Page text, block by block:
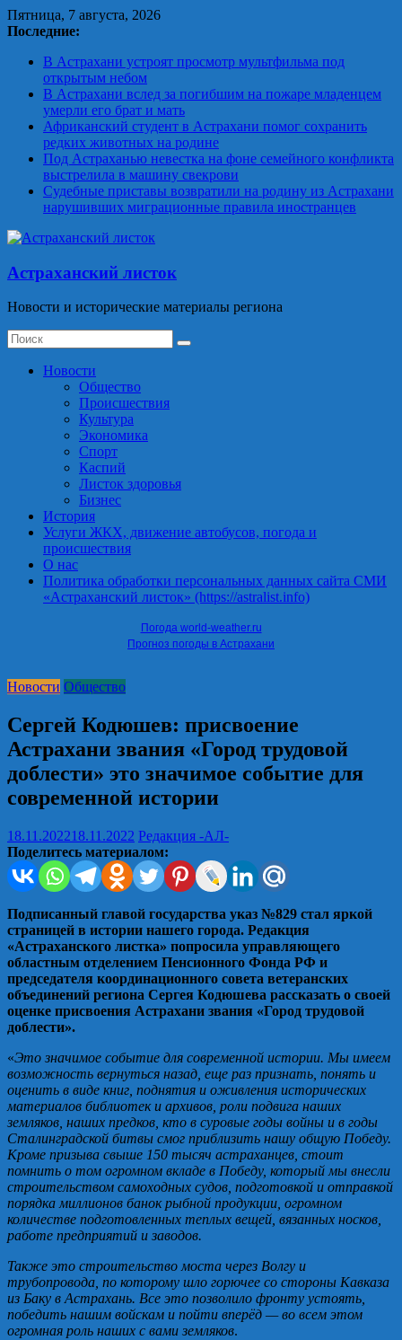
Skip
to
Пятница, 7 августа, 2026
Последние:
В Астрахани устроят просмотр мультфильма под
открытым небом
В Астрахани вслед за погибшим на пожаре младенцем
умерли его брат и мать
Африканский студент в Астрахани помог сохранить
редких животных на родине
Под Астраханью невестка на фоне семейного конфликта
выстрелила в машину свекрови
Судебные приставы возвратили на родину из Астрахани
нарушивших миграционные правила иностранцев
Астраханский листок
Новости и исторические материалы региона
Новости
Общество
Происшествия
Культура
Экономика
Спорт
Каспий
Листок здоровья
Бизнес
История
Услуги ЖКХ, движение автобусов, погода и
происшествия
О нас
Политика обработки персональных данных сайта СМИ
«Астраханский листок» (https://astralist.info)
Погода world-weather.ru
Прогноз погоды в Астрахани
Новости Общество
Сергей Кодюшев: присвоение
Астрахани звания «Город трудовой
доблести» это значимое событие для
современной истории
18.11.202218.11.2022 Редакция -АЛ-
Поделитесь материалом:
Подписанный главой государства указ №829 стал яркой
страницей в истории нашего города. Редакция
«Астраханского листка» попросила управляющего
областным отделением Пенсионного Фонда РФ и
председателя координационного совета ветеранских
объединений региона Сергея Кодюшева рассказать о своей
оценке присвоения Астрахани звания «Город трудовой
доблести».
«Это значимое событие для современной истории. Мы имеем
возможность вернуться назад, еще раз признать, понять и
оценить в виде книг, поднятия и оживления исторических
материалов библиотек и архивов, роли подвига наших
земляков, наших предков, кто в суровые годы войны и в годы
Сталинградской битвы смог приблизить нашу общую Победу.
Кроме призыва свыше 150 тысяч астраханцев, стоит
помнить о том огромном вкладе в Победу, который мы внесли
строительством самоходных судов, подготовкой и отправкой
порядка миллионов банок рыбной продукции, огромном
количестве подготовленных теплых вещей, вязанных носков,
работе предприятий и заводов.
Также это строительство моста через Волгу и
трубопровода, по которому шло горючее со стороны Кавказа
из Баку в Астрахань. Все это позволило фронту устоять,
победить нашим войскам и пойти вперёд — во всем этом
огромная роль наших с вами земляков.